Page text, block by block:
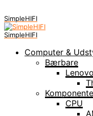
SimpleHIFI
SimpleHIFI
Computer &
Bærbare
Lenovo
CPU